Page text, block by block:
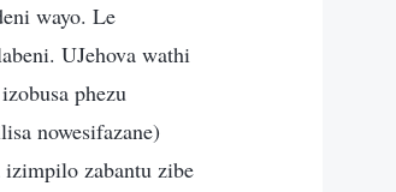
wayo. Le
UJehova wathi
phezu
nowesifazane)
zabantu zibe